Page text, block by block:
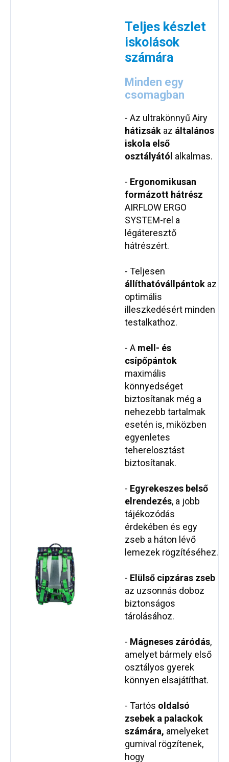
Teljes készlet
iskolások
számára
Minden egy
csomagban
- Az ultrakönnyű Airy
hátizsák az általános
iskola első
osztályától alkalmas.
- Ergonomikusan
formázott hátrész
AIRFLOW ERGO
SYSTEM-rel a
légáteresztő
hátrészért.
- Teljesen
állíthatóvállpántok az
optimális
illeszkedésért minden
testalkathoz.
- A mell- és
csípőpántok
maximális
könnyedséget
biztosítanak még a
nehezebb tartalmak
esetén is, miközben
egyenletes
teherelosztást
biztosítanak.
- Egyrekeszes belső
elrendezés, a jobb
tájékozódás
érdekében és egy
zseb a háton lévő
lemezek rögzítéséhez.
- Elülső cipzáras zseb
az uzsonnás doboz
biztonságos
tárolásához.
- Mágneses záródás,
amelyet bármely első
osztályos gyerek
könnyen elsajátíthat.
- Tartós oldalsó
zsebek a palackok
számára, amelyeket
gumival rögzítenek,
hogy